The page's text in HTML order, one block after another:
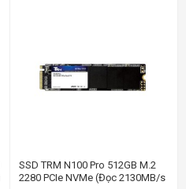
SSD TRM N100 Pro 512GB M.2
2280 PCIe NVMe (Đọc 2130MB/s